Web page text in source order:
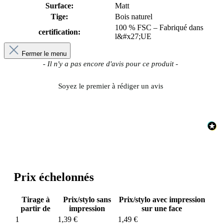
Surface:
Matt
Tige:
Bois naturel
certification:
100 % FSC – Fabriqué dans
l&#x27;UE
Fermer le menu
- Il n'y a pas encore d'avis pour ce produit -
Soyez le premier à rédiger un avis
New content loaded
Prix échelonnés
Tirage à
partir de
Prix/stylo sans
impression
Prix/stylo avec impression
sur une face
1
1,39 €
1,49 €